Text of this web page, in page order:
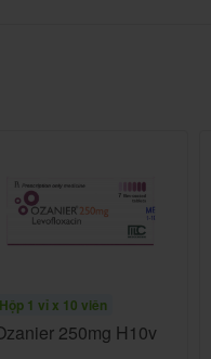
Hộp 1 vỉ x 10 viên
250mg H10v